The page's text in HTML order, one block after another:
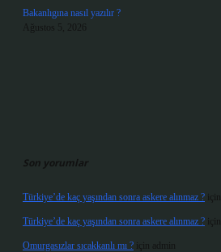
Bakanlıgına nasıl yazılır ?
Ağustos 5, 2026
Son yorumlar
Türkiye’de kaç yaşından sonra askere alınmaz ? için
Türkiye’de kaç yaşından sonra askere alınmaz ? için
Omurgasızlar sıcakkanlı mı ? için admin